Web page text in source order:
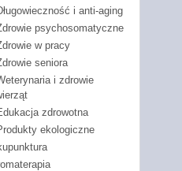
i anti-aging
psychosomatyczne
w pracy
seniora
i zdrowie
zdrowotna
ekologiczne